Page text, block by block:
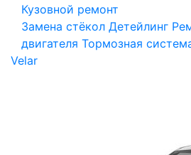
Кузовной ремонт
Замена стёкол Детейлинг
двигателя Тормозная
Velar